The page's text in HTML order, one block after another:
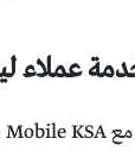
عملاء